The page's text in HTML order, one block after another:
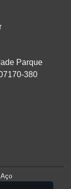
Parque
380